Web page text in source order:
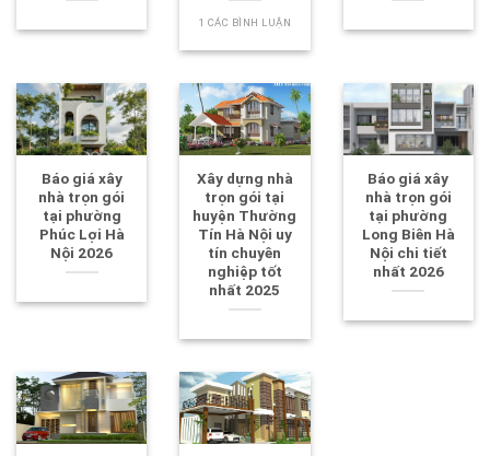
1 CÁC BÌNH LUẬN
Báo giá xây
nhà trọn gói
tại phường
Phúc Lợi Hà
Nội 2026
Xây dựng nhà
trọn gói tại
huyện Thường
Tín Hà Nội uy
tín chuyên
nghiệp tốt
nhất 2025
Báo giá xây
nhà trọn gói
tại phường
Long Biên Hà
Nội chi tiết
nhất 2026